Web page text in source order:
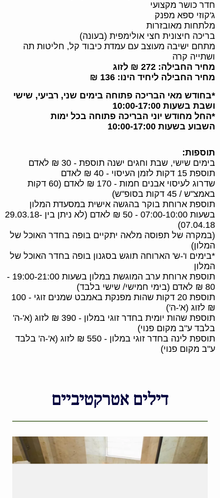
חדר כושר מקצועי
ג'קוזי ספא מפנק
מלתחות מאובזרות
בריכה חיצונית חצי אולימפית (בעונה)
מתחם ישיבה מעוצב עם עמדת כיבוד קל, חליטות תה
ושתייה קרה
מחיר החבילה: 272 ₪ לזוג
מחיר החבילה ליחיד הינו: 136 ₪
*בחודש מאי הבריכה פתוחה בימים שני, רביעי, שישי
ושבת בשעות 10:00-17:00
*החל מחודש יוני הבריכה פתוחה בכל ימות
השבוע בשעות 10:00-17:00
תוספות:
בימים שישי, שבת וחגים ישנה תוספת - 30 ₪ לאדם
תוספת 15 דקות לזמן העיסוי - 40 ₪ לאדם
שדרוג לעיסוי אבנים חמות - 170 ₪ לאדם (60 דקות
באמצ"ש / 45 דקות בסופ"ש)
תוספת ארוחת בוקר בהגשה אישית במסעדת המלון
בשעות 07:00-10:00 - 50 ₪ לאדם (לא ניתן בין 29.03.18-
07.04.18)
(במקרה של תפוסה מלאה יתקיים בופה בחדר האוכל של
המלון)
*בימים ו'-ש' הארוחה תוגש בסגנון בופה בחדר האוכל של
המלון
תוספת ארוחת ערב המוגשת במלון בשעות 19:00-21:00 -
80 ₪ לאדם (בימי חמישי/ שישי בלבד)
תוספת 20 דקות שהות מפנקת באמבט שמנים זוגי - 100
₪ לזוג (א'-ה')
תוספת שהות יומית בחדר זוגי במלון - 390 ₪ לזוג (א'-ה'
בלבד ע"ב מקום פנוי)
תוספת לינה בחדר זוגי במלון - 550 ₪ לזוג (א'-ה' בלבד
ע"ב מקום פנוי)
דילים אטרקטיביים